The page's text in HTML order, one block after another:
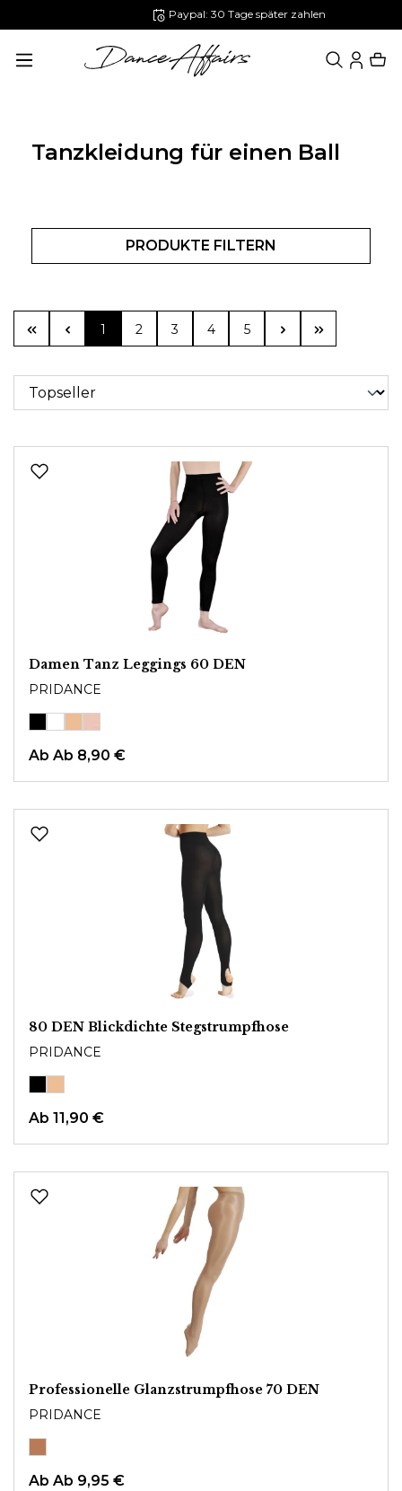
Paypal: 30 Tage später zahlen
Tanzkleidung für einen Ball
PRODUKTE FILTERN
Seite
1 Seite
2 Seite
3 Seite
4 Seite
5
Damen Tanz Leggings 60 DEN
PRIDANCE
Ab Ab 8,90 €
80 DEN Blickdichte Stegstrumpfhose
PRIDANCE
Ab 11,90 €
Professionelle Glanzstrumpfhose 70 DEN
PRIDANCE
Ab Ab 9,95 €